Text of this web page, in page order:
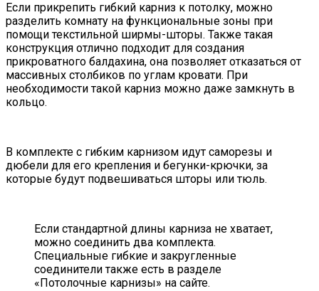
Если прикрепить гибкий карниз к потолку, можно
разделить комнату на функциональные зоны при
помощи текстильной ширмы-шторы. Также такая
конструкция отлично подходит для создания
прикроватного балдахина, она позволяет отказаться от
массивных столбиков по углам кровати. При
необходимости такой карниз можно даже замкнуть в
кольцо.
В комплекте с гибким карнизом идут саморезы и
дюбели для его крепления и бегунки-крючки, за
которые будут подвешиваться шторы или тюль.
Если стандартной длины карниза не хватает,
можно соединить два комплекта.
Специальные гибкие и закругленные
соединители также есть в разделе
«Потолочные карнизы» на сайте.